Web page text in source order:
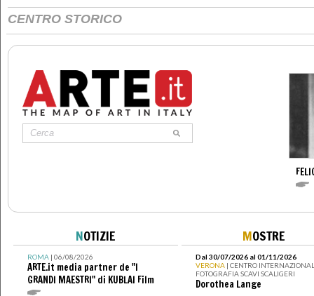
CENTRO STORICO
NOTIZIE
ROMA| 06/08/2026
ARTE.it media partner de "I
GRANDI MAESTRI" di KUBLAI Film
MOSTRE
Dal 30/07/2026 al 01/11/2026
VERONA | CENTRO
FOTOGRAFIA SCAVI SCALIGERI
Dorothea Lange